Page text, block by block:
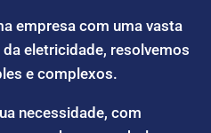
empresa com uma vasta
eletricidade, resolvemos
e complexos.
necessidade, com